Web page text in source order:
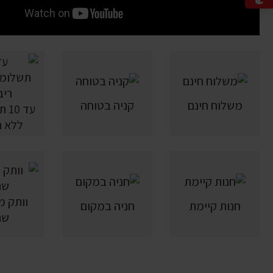
משלוח חינם קניה בטוחה
ללא
חנות קיימת חניה במקום